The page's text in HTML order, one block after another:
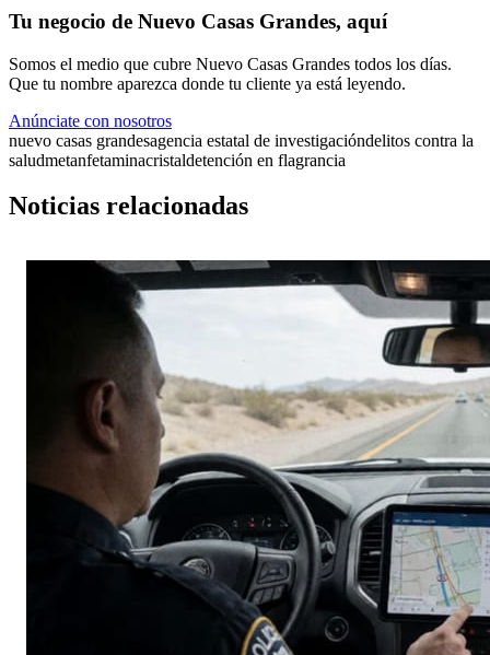
Tu negocio de Nuevo Casas Grandes, aquí
Somos el medio que cubre Nuevo Casas Grandes todos los días.
Que tu nombre aparezca donde tu cliente ya está leyendo.
Anúnciate con nosotros
nuevo casas grandesagencia estatal de investigacióndelitos contra la
saludmetanfetaminacristaldetención en flagrancia
Noticias relacionadas